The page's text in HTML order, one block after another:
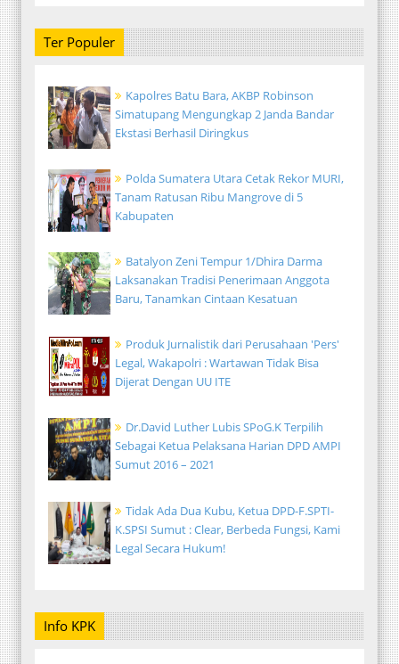
Ter Populer
Kapolres Batu Bara, AKBP Robinson
Simatupang Mengungkap 2 Janda Bandar
Ekstasi Berhasil Diringkus
Polda Sumatera Utara Cetak Rekor MURI,
Tanam Ratusan Ribu Mangrove di 5
Kabupaten
Batalyon Zeni Tempur 1/Dhira Darma
Laksanakan Tradisi Penerimaan Anggota
Baru, Tanamkan Cintaan Kesatuan
Produk Jurnalistik dari Perusahaan 'Pers'
Legal, Wakapolri : Wartawan Tidak Bisa
Dijerat Dengan UU ITE
Dr.David Luther Lubis SPoG.K Terpilih
Sebagai Ketua Pelaksana Harian DPD AMPI
Sumut 2016 – 2021
Tidak Ada Dua Kubu, Ketua DPD-F.SPTI-
K.SPSI Sumut : Clear, Berbeda Fungsi, Kami
Legal Secara Hukum!
Info KPK